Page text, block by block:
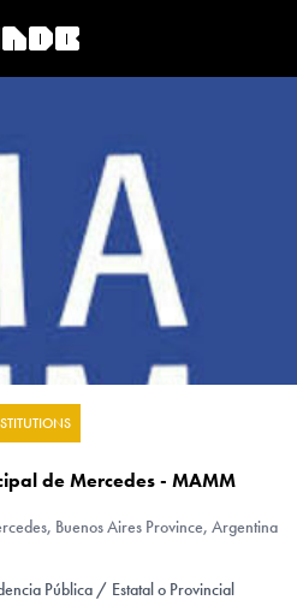
de Mercedes - MAMM
Buenos Aires Province, Argentina
Pública / Estatal o Provincial